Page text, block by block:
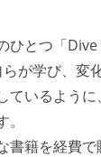
ひとつ「
が学び、変
ているよう
書籍を経費